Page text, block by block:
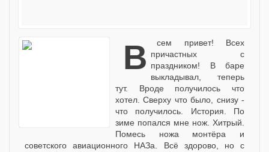
Всем привет! Всех причастных с
праздником! В баре
выкладывал, теперь
тут. Вроде получилось что
хотел. Сверху что было, снизу -
что получилось. История. По
зиме попался мне нож. Хитрый.
Помесь ножа монтёра и
советского авиационного НАЗа. Всё здорово, но с